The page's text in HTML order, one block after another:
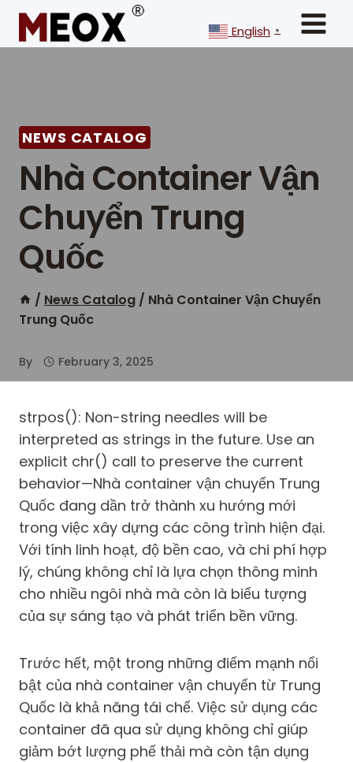
Skip
content
English ▼
NEWS CATALOG
Nhà Container Vận
Chuyển Trung
Quốc
/ News Catalog / Nhà Container Vận Chuyển
Trung Quốc
By February 3, 2025
strpos(): Non-string needles will be
interpreted as strings in the future. Use an
explicit chr() call to preserve the current
behavior—Nhà container vận chuyển Trung
Quốc đang dần trở thành xu hướng mới
trong việc xây dựng các công trình hiện đại.
Với tính linh hoạt, độ bền cao, và chi phí hợp
lý, chúng không chỉ là lựa chọn thông minh
cho nhiều ngôi nhà mà còn là biểu tượng
của sự sáng tạo và phát triển bền vững.
Trước hết, một trong những điểm mạnh nổi
bật của nhà container vận chuyển từ Trung
Quốc là khả năng tái chế. Việc sử dụng các
container đã qua sử dụng không chỉ giúp
giảm bớt lượng phế thải mà còn tận dụng